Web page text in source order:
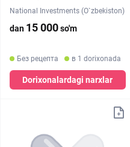
National Investments (O`zbekiston)
dan 15 000so'm
Без рецепта в 1 dorixonada
Dorixonalardagi narxlar